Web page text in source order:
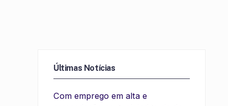
Últimas Notícias
Com emprego em alta e